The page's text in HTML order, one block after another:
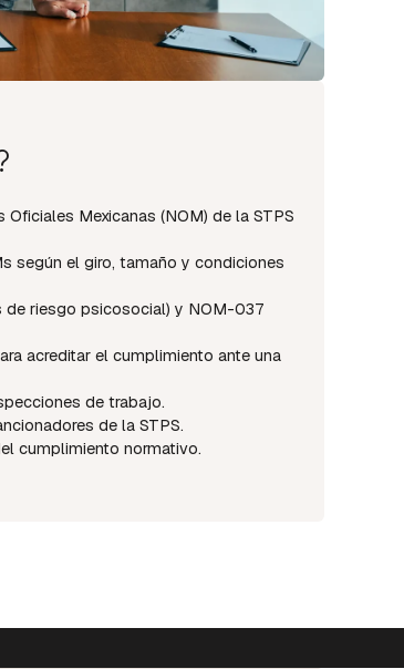
Mexicanas (NOM) de la STPS
según el giro, tamaño y condiciones
riesgo psicosocial) y NOM-037
acreditar el cumplimiento ante una
de trabajo.
de la STPS.
cumplimiento normativo.